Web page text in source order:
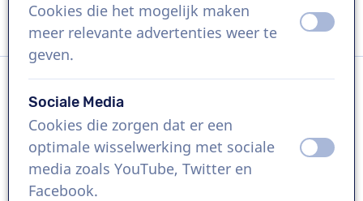
Vraag een custom demo aan
Taal
Frans
Referenties
Cookies die het mogelijk maken
meer relevante advertenties weer te
geven.
uit aan
Sociale Media
Cookies die zorgen dat er een
optimale wisselwerking met sociale
media zoals YouTube, Twitter en
Facebook.
uit aan